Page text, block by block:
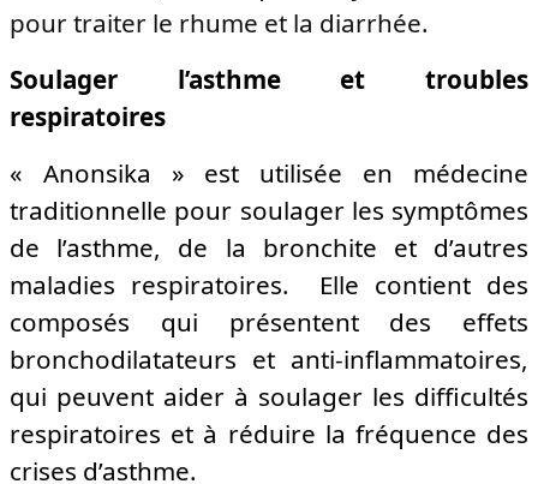
pour traiter le rhume et la diarrhée.
Soulager l’asthme et troubles
respiratoires
« Anonsika » est utilisée en médecine
traditionnelle pour soulager les symptômes
de l’asthme, de la bronchite et d’autres
maladies respiratoires. Elle contient des
composés qui présentent des effets
bronchodilatateurs et anti-inflammatoires,
qui peuvent aider à soulager les difficultés
respiratoires et à réduire la fréquence des
crises d’asthme.